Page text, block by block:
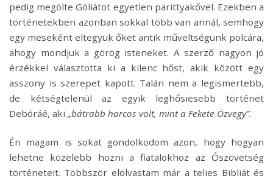
pedig megölte Góliátot egyetlen parittyakővel. Ezekben a
történetekben azonban sokkal több van annál, semhogy
egy meseként eltegyük őket antik műveltségünk polcára,
ahogy mondjuk a görög isteneket. A szerző nagyon jó
érzékkel választotta ki a kilenc hőst, akik között egy
asszony is szerepet kapott. Talán nem a legismertebb,
de kétségtelenül az egyik leghősiesebb történet
Debóráé, aki „bátrabb harcos volt, mint a Fekete Özvegy”.
Én magam is sokat gondolkodom azon, hogy hogyan
lehetne közelebb hozni a fiatalokhoz az Ószövetség
történeteit. Többször elolvastam már a teljes Bibliát és